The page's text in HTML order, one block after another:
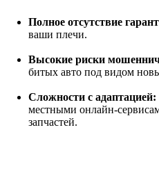
Полное отсутствие
ваши плечи.
Высокие риски
битых авто под видом
Сложности с адаптацией:
местными онлайн-
запчастей.